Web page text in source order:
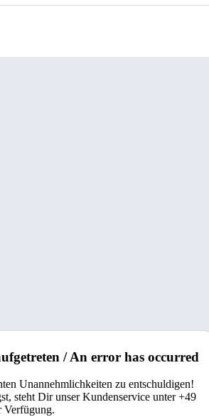
/ An error has occurred
Unannehmlichkeiten zu entschuldigen!
steht Dir unser Kundenservice unter +49
Verfügung.